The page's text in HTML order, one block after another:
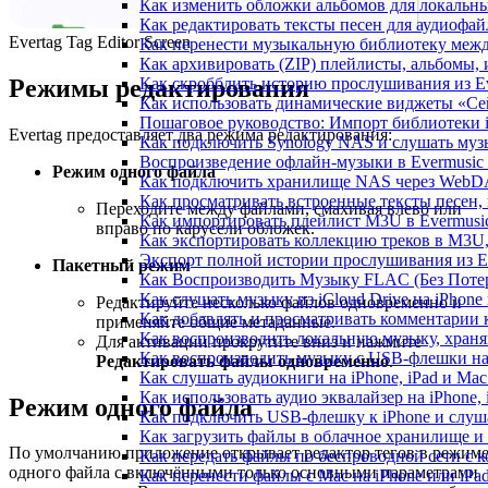
Как изменить обложки альбомов для
Как редактировать тексты песен для
Как перенести музыкальную библиотеку
Как архивировать (ZIP) плейлисты, альбомы,
Как скробблить историю прослушивания из
Как использовать динамические виджеты
Пошаговое руководство: Импорт библиотеки
Как подключить Synology NAS и слушать
Воспроизведение офлайн-музыки в
Как подключить хранилище NAS через
Как просматривать встроенные тексты
Как импортировать плейлист M3U в
Как экспортировать коллекцию треков в
Экспорт полной истории прослушивания из
Как Воспроизводить Музыку FLAC (Без
Как слушать музыку из iCloud Drive на
Как добавлять и просматривать
Как воспроизводить локальную музыку,
Как воспроизводить музыку с USB-флешки
Как слушать аудиокниги на iPhone, iPad и
Как использовать аудио эквалайзер на
Как подключить USB-флешку к iPhone и
Как загрузить файлы в облачное хранилище
Как передать файлы по беспроводной сети
Как перенести файлы с Mac на iPhone или
Evertag Tag Editor Screen
Режимы редактирования
Evertag предоставляет два режима редактирования:
Режим одного файла
Переходите между файлами, смахивая влево или
вправо по карусели обложек.
Пакетный режим
Редактируйте несколько файлов одновременно и
применяйте общие метаданные.
Для активации прокрутите вниз и нажмите
Редактировать файлы одновременно.
Режим одного файла
По умолчанию приложение открывает редактор тегов в режиме
одного файла с включёнными только основными параметрами